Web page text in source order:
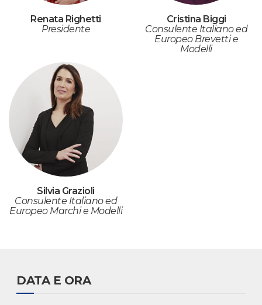
Renata Righetti
Presidente
Cristina Biggi
Consulente Italiano ed
Europeo Brevetti e
Modelli
Silvia Grazioli
Consulente Italiano ed
Europeo Marchi e Modelli
DATA E ORA